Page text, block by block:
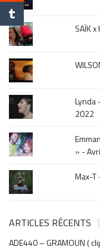
de
la
sortie
SAÏK
Lynda
2022
» -
Max-T
ARTICLES RÉCENTS
ADE440 – GRAMOUN (